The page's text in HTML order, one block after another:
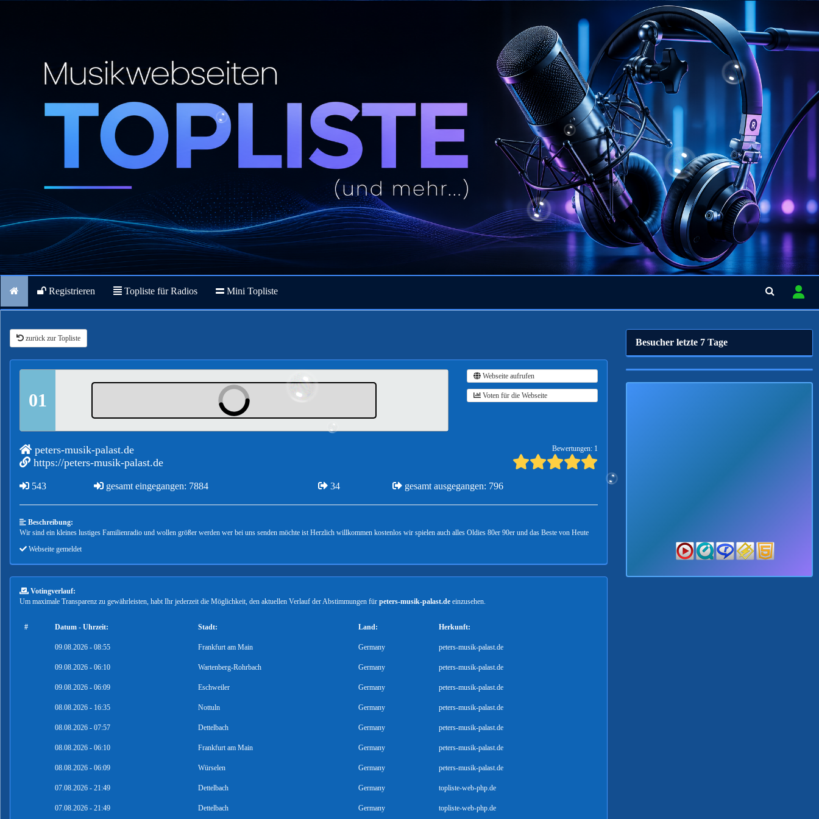
Registrieren Topliste für Radios Mini Topliste
zurück zur Topliste
01
Webseite aufrufen
Voten für die Webseite
peters-musik-palast.de
https://peters-musik-palast.de
Bewertungen: 1
543 gesamt eingegangen: 7884 34 gesamt ausgegangen: 796
Beschreibung:
Wir sind ein kleines lustiges Familienradio und wollen größer werden wer bei uns senden möchte ist Herzlich willkommen kostenlos wir spielen auch alles Oldies 80er 90er und das Beste von Heute
Webseite gemeldet
Votingverlauf:
Um maximale Transparenz zu gewährleisten, habt Ihr jederzeit die Möglichkeit, den aktuellen Verlauf der Abstimmungen für peters-musik-palast.de einzusehen.
# Datum - Uhrzeit: Stadt: Land: Herkunft:
09.08.2026 - 08:55 Frankfurt am Main Germany peters-musik-palast.de
09.08.2026 - 06:10 Wartenberg-Rohrbach Germany peters-musik-palast.de
09.08.2026 - 06:09 Eschweiler Germany peters-musik-palast.de
08.08.2026 - 16:35 Nottuln Germany peters-musik-palast.de
08.08.2026 - 07:57 Dettelbach Germany peters-musik-palast.de
08.08.2026 - 06:10 Frankfurt am Main Germany peters-musik-palast.de
08.08.2026 - 06:09 Würselen Germany peters-musik-palast.de
07.08.2026 - 21:49 Dettelbach Germany topliste-web-php.de
07.08.2026 - 21:49 Dettelbach Germany topliste-web-php.de
Besucher letzte 7 Tage